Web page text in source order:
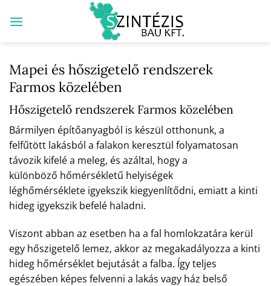
Mapei és hőszigetelő rendszerek
Farmos közelében
Hőszigetelő rendszerek Farmos közelében
Bármilyen építőanyagból is készül otthonunk, a
felfűtött lakásból a falakon keresztül folyamatosan
távozik kifelé a meleg, és azáltal, hogy a
különböző hőmérsékletű helyiségek
léghőmérséklete igyekszik kiegyenlítődni, emiatt a kinti
hideg igyekszik befelé haladni.
Viszont abban az esetben ha a fal homlokzatára kerül
egy hőszigetelő lemez, akkor az megakadályozza a kinti
hideg hőmérséklet bejutását a falba. Így teljes
egészében képes felvenni a lakás vagy ház belső